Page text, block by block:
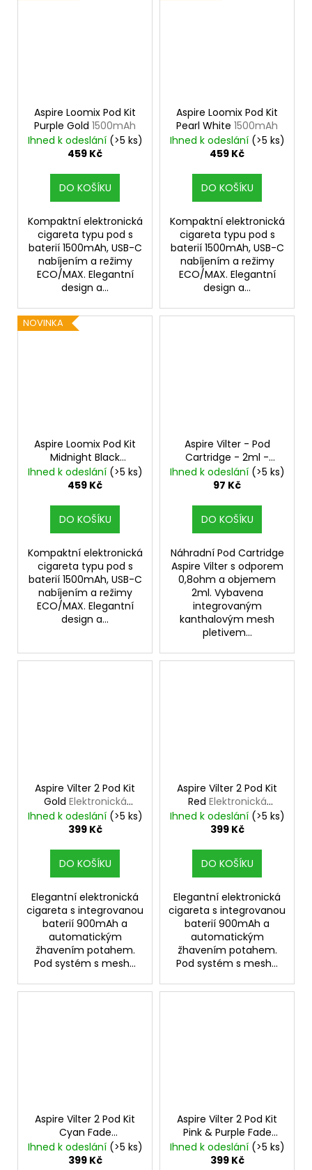
Aspire Loomix Pod Kit
Purple Gold 1500mAh
Ihned k odeslání (>5 ks)
459 Kč
DO KOŠÍKU
Kompaktní elektronická
cigareta typu pod s
baterií 1500mAh, USB-C
nabíjením a režimy
ECO/MAX. Elegantní
design a...
Aspire Loomix Pod Kit
Pearl White 1500mAh
Ihned k odeslání (>5 ks)
459 Kč
DO KOŠÍKU
Kompaktní elektronická
cigareta typu pod s
baterií 1500mAh, USB-C
nabíjením a režimy
ECO/MAX. Elegantní
design a...
NOVINKA
Aspire Loomix Pod Kit
Midnight Black
1500mAh
Ihned k odeslání (>5 ks)
459 Kč
DO KOŠÍKU
Kompaktní elektronická
cigareta typu pod s
baterií 1500mAh, USB-C
nabíjením a režimy
ECO/MAX. Elegantní
design a...
Aspire Vilter - Pod
Cartridge - 2ml -
0,8ohm
Ihned k odeslání (>5 ks)
97 Kč
DO KOŠÍKU
Náhradní Pod Cartridge
Aspire Vilter s odporem
0,8ohm a objemem
2ml. Vybavena
integrovaným
kanthalovým mesh
pletivem...
Aspire Vilter 2 Pod Kit
Gold Elektronická
cigareta 900mAh
Ihned k odeslání (>5 ks)
399 Kč
DO KOŠÍKU
Elegantní elektronická
cigareta s integrovanou
baterií 900mAh a
automatickým
žhavením potahem.
Pod systém s mesh...
Aspire Vilter 2 Pod Kit
Red Elektronická
cigareta 900mAh
Ihned k odeslání (>5 ks)
399 Kč
DO KOŠÍKU
Elegantní elektronická
cigareta s integrovanou
baterií 900mAh a
automatickým
žhavením potahem.
Pod systém s mesh...
Aspire Vilter 2 Pod Kit
Cyan Fade
Elektronická cigareta
900mAh
Ihned k odeslání (>5 ks)
399 Kč
Aspire Vilter 2 Pod Kit
Pink & Purple Fade
Elektronická cigareta
900mAh
Ihned k odeslání (>5 ks)
399 Kč